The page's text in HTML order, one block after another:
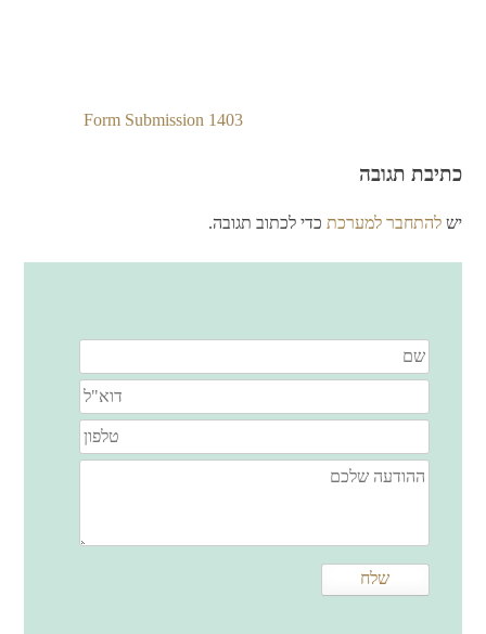
Form Submission 1403
כתיבת תגובה
ישלהתחבר למערכת כדי לכתוב תגובה.